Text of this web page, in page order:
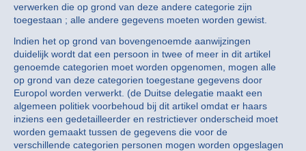
verwerken die op grond van deze andere categorie zijn
toegestaan ; alle andere gegevens moeten worden gewist.
lndien het op grond van bovengenoemde aanwijzingen
duidelijk wordt dat een persoon in twee of meer in dit artikel
genoemde categorien moet worden opgenomen, mogen alle
op grond van deze categorien toegestane gegevens door
Europol worden verwerkt. (de Duitse delegatie maakt een
algemeen politiek voorbehoud bij dit artikel omdat er haars
inziens een gedetailleerder en restrictiever onderscheid moet
worden gemaakt tussen de gegevens die voor de
verschillende categorien personen mogen worden opgeslagen